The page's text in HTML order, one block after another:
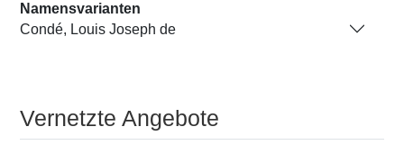
Namensvarianten
Condé, Louis Joseph de
Vernetzte Angebote